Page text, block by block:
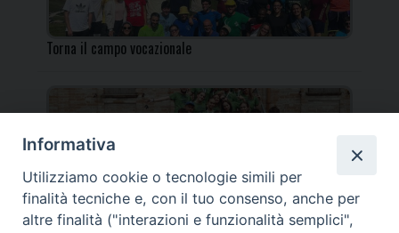
Torna il campo vocazionale
Torna il Campo Missionario Diocesano
Informativa
Utilizziamo cookie o tecnologie simili per
finalità tecniche e, con il tuo consenso, anche per
altre finalità ("interazioni e funzionalità semplici",